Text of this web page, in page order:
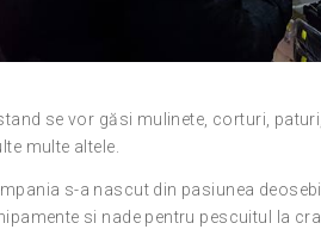
se vor găsi mulinete, corturi,
multe altele.
s-a nascut din pasiunea
si nade pentru pescuitul la